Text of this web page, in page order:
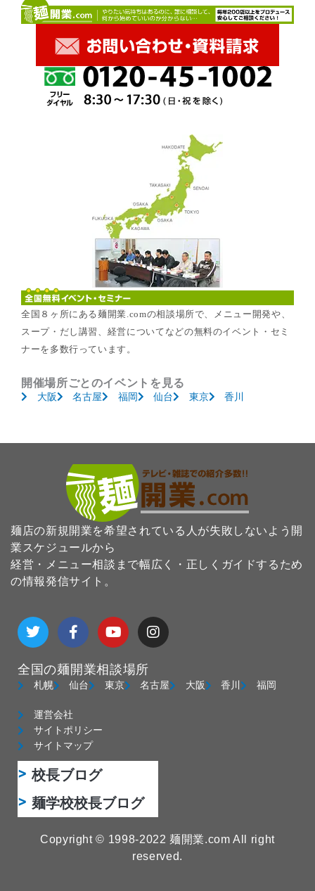
全国８ヶ所にある麺開業.comの相談場所で、メニュー開発や、
スープ・だし講習、経営についてなどの無料のイベント・セミ
ナーを多数行っています。
開催場所ごとのイベントを見る
大阪 名古屋 福岡 仙台 東京 香川
麺店の新規開業を希望されている人が失敗しないよう開
業スケジュールから
経営・メニュー相談まで幅広く・正しくガイドするため
の情報発信サイト。
T
w
i
t
e
F
a
c
b
o
k
-
f
Y
o
u
u
b
I
n
s
g
全国の麺開業相談場所
札幌 仙台 東京 名古屋 大阪 香川 福岡
運営会社
サイトポリシー
サイトマップ
校長ブログ
麺学校校長ブログ
Copyright © 1998-2022 麺開業.com All right
reserved.